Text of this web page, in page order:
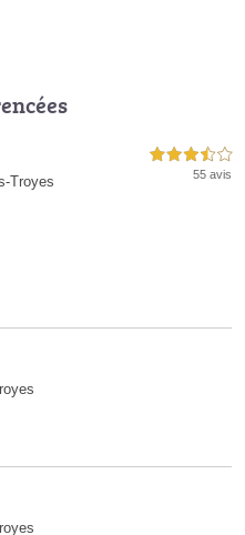
Troyes
3,5 étoiles sur 5
55 avis